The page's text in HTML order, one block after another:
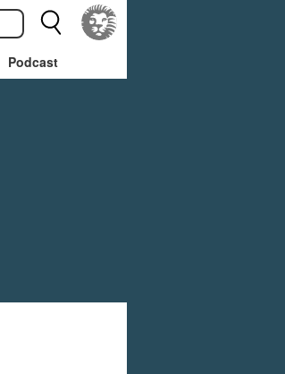
Podcast